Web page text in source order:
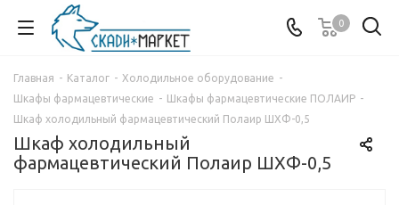
0
Главная - Каталог - Холодильное оборудование -
Шкафы фармацевтические - Шкафы фармацевтические ПОЛАИР -
Шкаф холодильный фармацевтический Полаир ШХФ-0,5
Шкаф холодильный
фармацевтический Полаир ШХФ-0,5